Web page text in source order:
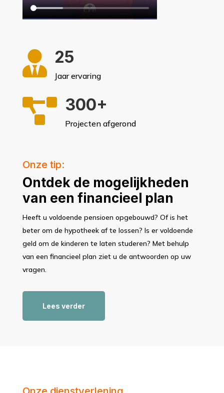
 25
Jaar ervaring
 300+
Projecten afgerond
Onze tip:
Ontdek de mogelijkheden
van een financieel plan
Heeft u voldoende pensioen opgebouwd? Of is het
beter om de hypotheek af te lossen? Is er voldoende
geld om de kinderen te laten studeren? Met behulp
van een financieel plan ziet u de antwoorden op uw
vragen.
Lees verder